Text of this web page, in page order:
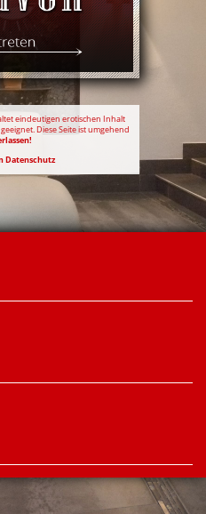
eindeutigen erotischen Inhalt
Diese Seite ist umgehend
Datenschutz